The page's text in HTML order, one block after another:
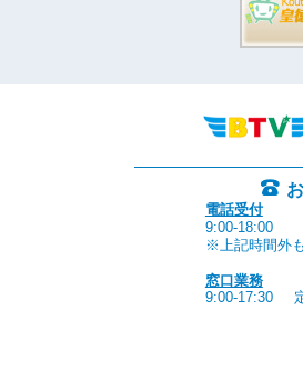
電話受付
9:00-18:00
※上記時間外
窓口業務
9:00-17:30